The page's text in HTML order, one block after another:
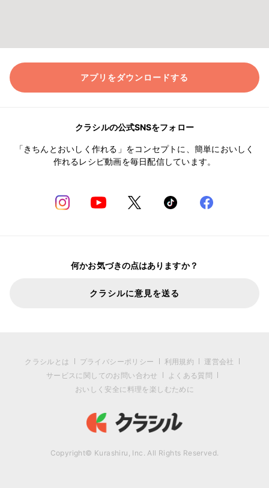
アプリをダウンロードする
クラシルの公式SNSをフォロー
「きちんとおいしく作れる」をコンセプトに、簡単においしく
作れるレシピ動画を毎日配信しています。
何かお気づきの点はありますか？
クラシルに意見を送る
クラシルとは プライバシーポリシー 利用規約
運営会社
サービスに関してのお問い合わせ
よくある質問
おいしく安全に料理を楽しむために
Copyright© Kurashiru, Inc. All Rights Reserved.